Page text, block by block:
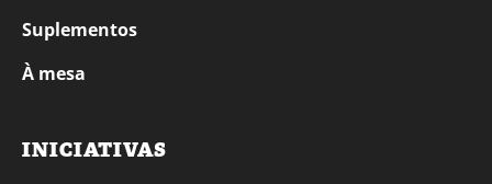
Suplementos
À mesa
INICIATIVAS